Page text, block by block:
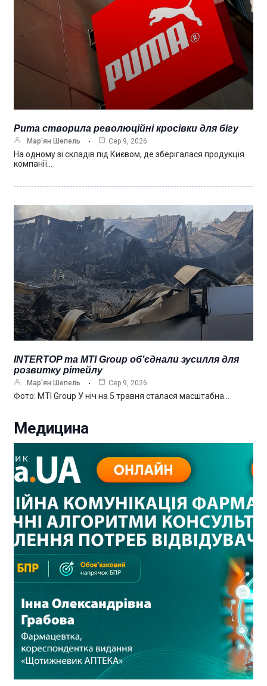
Puma створила революційні кросівки для бігу
Мар’ян Шепель Сер 9, 2026
На одному зі складів під Києвом, де зберігалася продукція
компанії…
INTERTOP та MTI Group об’єднали зусилля для
розвитку рітейлу
Мар’ян Шепель Сер 9, 2026
Фото: MTI Group У ніч на 5 травня сталася масштабна…
Медицина